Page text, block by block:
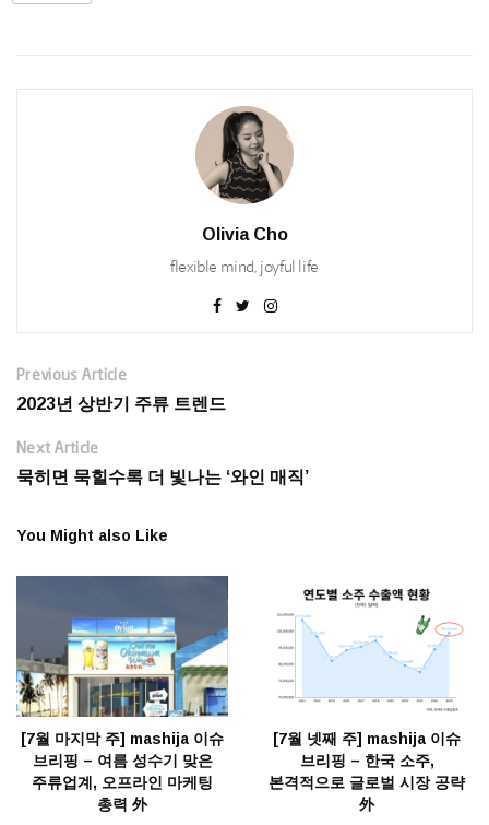
Olivia Cho
flexible mind, joyful life
Previous Article
2023년 상반기 주류 트렌드
Next Article
묵히면 묵힐수록 더 빛나는 ‘와인 매직’
You Might also Like
[7월 마지막 주] mashija 이슈
브리핑 – 여름 성수기 맞은
주류업계, 오프라인 마케팅
총력 外
[7월 넷째 주] mashija 이슈
브리핑 – 한국 소주,
본격적으로 글로벌 시장 공략
外